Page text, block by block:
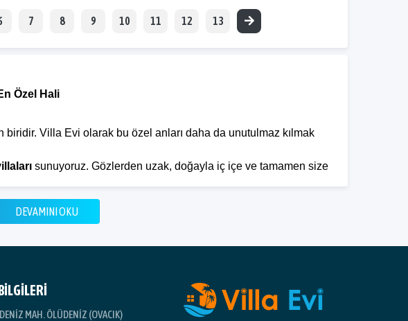
7 8 9 10 11 12 13
Özel Hali
biridir. Villa Evi olarak bu özel anları daha da unutulmaz kılmak
sunuyoruz. Gözlerden uzak, doğayla iç içe ve tamamen size
sunan tatil seçenekleri arasında öne çıkar. Standart otellerin
DEVAMINI OKU
MAH. ÖLÜDENİZ (OVACIK)